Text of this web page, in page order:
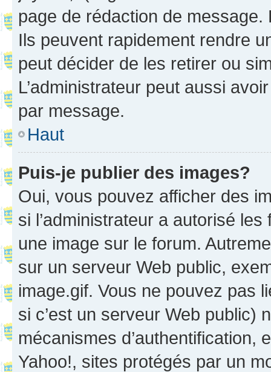
page de rédaction de
Ils peuvent rapidement rendre
peut décider de les retirer ou
L’administrateur peut aussi
par message.
Haut
Puis-je publier des images?
Oui, vous pouvez afficher des
si l’administrateur a autorisé
une image sur le forum.
sur un serveur Web public,
image.gif. Vous ne pouvez pas
si c’est un serveur Web public)
mécanismes d’authentification,
Yahoo!, sites protégés par un